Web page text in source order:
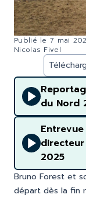
Publié le 7 mai
Nicolas Fivel
du Nord
2025
Bruno Forest et
départ dès la fin